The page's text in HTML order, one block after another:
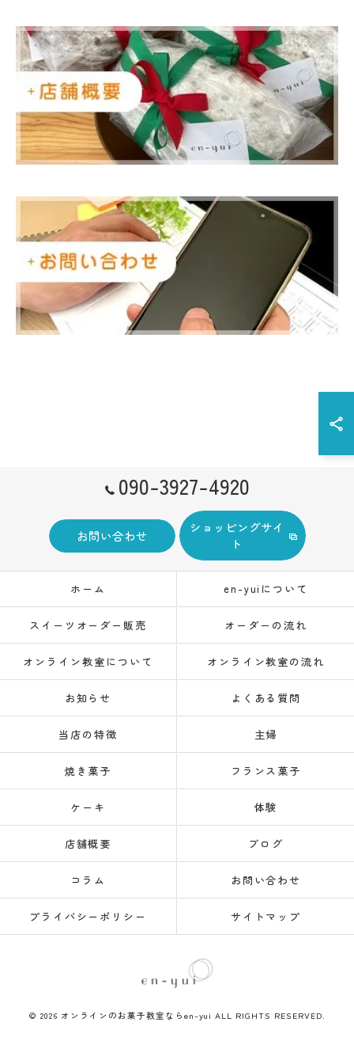
090-3927-4920
お問い合わせ
ショッピングサイ
ト
ホーム en-yuiについて
スイーツオーダー販売 オーダーの流れ
オンライン教室について オンライン教室の流れ
お知らせ よくある質問
当店の特徴 主婦
焼き菓子 フランス菓子
ケーキ 体験
店舗概要 ブログ
コラム お問い合わせ
プライバシーポリシー サイトマップ
© 2026 オンラインのお菓子教室ならen-yui ALL RIGHTS RESERVED.